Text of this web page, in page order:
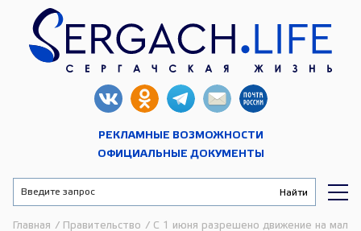
РЕКЛАМНЫЕ ВОЗМОЖНОСТИ
ОФИЦИАЛЬНЫЕ ДОКУМЕНТЫ
Главная /
Правительство
/ С 1 июня разрешено движение на